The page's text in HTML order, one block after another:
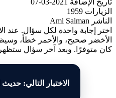
الزيارات 1959
الناشر Aml Salman
اختر إجابة واحدة لكل سؤال. عند
الأخضر صحيح، والأحمر خطأ،
كان متوفرًا. وبعد آخر سؤال ستظهر
الاختبار التالي: حديث